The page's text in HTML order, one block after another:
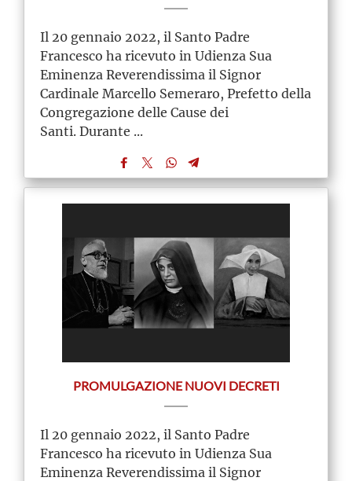
Il 20 gennaio 2022, il Santo Padre
Francesco ha ricevuto in Udienza Sua
Eminenza Reverendissima il Signor
Cardinale Marcello Semeraro, Prefetto della
Congregazione delle Cause dei
Santi. Durante ...
PROMULGAZIONE NUOVI DECRETI
Il 20 gennaio 2022, il Santo Padre
Francesco ha ricevuto in Udienza Sua
Eminenza Reverendissima il Signor